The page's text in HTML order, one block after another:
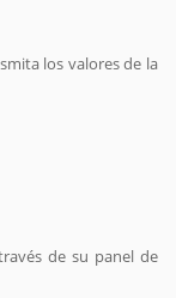
los valores de la
de su panel de